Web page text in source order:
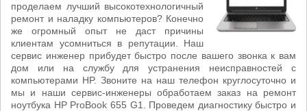
проделаем лучший высокотехнологичный
ремонт и наладку компьютеров? Конечно
же огромный опыт не даст причины
клиентам усомниться в репутации. Наш
сервис инженер прибудет быстро после вашего звонка к вам
дом или на службу для устранения неисправностей с
компьютерами HP. Звоните на наш телефон круглосуточно и
мы и наши сервис-инженеры обработаем заказ на ремонт
ноутбука HP ProBook 655 G1. Проведем диагностику быстро и